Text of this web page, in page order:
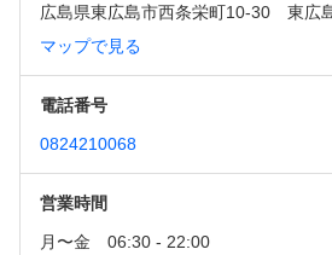
広島県東広島市西条栄町10-30　東広
マップで見る
電話番号
0824210068
営業時間